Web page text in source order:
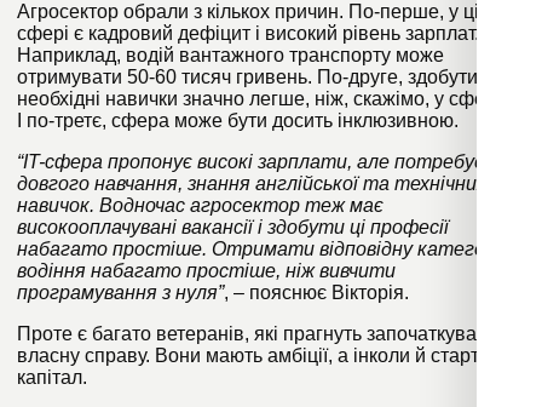
Агросектор обрали з кількох причин. По-перше, у цій
сфері є кадровий дефіцит і високий рівень зарплат.
Наприклад, водій вантажного транспорту може
отримувати 50-60 тисяч гривень. По-друге, здобути
необхідні навички значно легше, ніж, скажімо, у сфері IT.
І по-третє, сфера може бути досить інклюзивною.
“IT-сфера пропонує високі зарплати, але потребує
довгого навчання, знання англійської та технічних
навичок. Водночас агросектор теж має
високооплачувані вакансії і здобути ці професії
набагато простіше. Отримати відповідну категорію
водіння набагато простіше, ніж вивчити
програмування з нуля”, – пояснює Вікторія.
Проте є багато ветеранів, які прагнуть започаткувати
власну справу. Вони мають амбіції, а інколи й стартовий
капітал.